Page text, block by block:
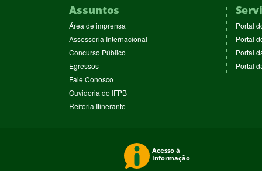
Assuntos
Área de imprensa
em
nova
Assessoria Internacional
Concurso Público
Egressos(abre
nova
janela)
Fale Conosco
em
nova
janela)
Ouvidoria do IFPB(abre
Reitoria Itinerante(abre
Portal
Portal
Portal
Portal